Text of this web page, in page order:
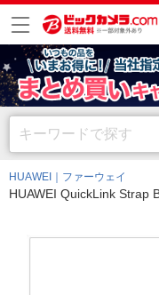
HUAWEI｜ファーウェイ
HUAWEI QuickLink Strap